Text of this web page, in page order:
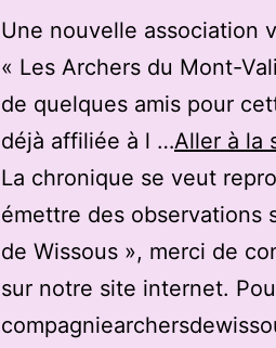
Une nouvelle association
« Les Archers du Mont-
de quelques amis pour
déjà affiliée à l …Aller à la
La chronique se veut
émettre des observations
de Wissous », merci de
sur notre site internet.